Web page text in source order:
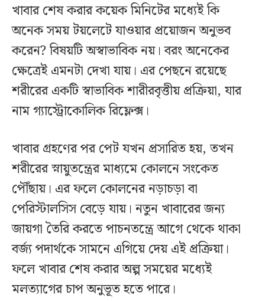
খাবার শেষ করার কয়েক মিনিটের মধ্যেই কি
অনেক সময় টয়লেটে যাওয়ার প্রয়োজন অনুভব
করেন? বিষয়টি অস্বাভাবিক নয়। বরং অনেকের
ক্ষেত্রেই এমনটা দেখা যায়। এর পেছনে রয়েছে
শরীরের একটি স্বাভাবিক শারীরবৃত্তীয় প্রক্রিয়া, যার
নাম গ্যাস্ট্রোকোলিক রিফ্লেক্স।
খাবার গ্রহণের পর পেট যখন প্রসারিত হয়, তখন
শরীরের স্নায়ুতন্ত্রের মাধ্যমে কোলনে সংকেত
পৌঁছায়। এর ফলে কোলনের নড়াচড়া বা
পেরিস্টালসিস বেড়ে যায়। নতুন খাবারের জন্য
জায়গা তৈরি করতে পাচনতন্ত্রে আগে থেকে থাকা
বর্জ্য পদার্থকে সামনে এগিয়ে দেয় এই প্রক্রিয়া।
ফলে খাবার শেষ করার অল্প সময়ের মধ্যেই
মলত্যাগের চাপ অনুভূত হতে পারে।